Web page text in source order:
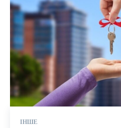
ІНШЕ